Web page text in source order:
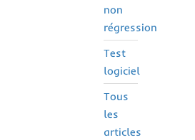
non
régression
Test
logiciel
Tous
les
articles